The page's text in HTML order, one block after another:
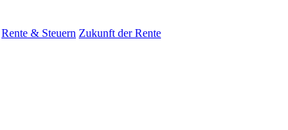
Rente & Steuern Zukunft der Rente